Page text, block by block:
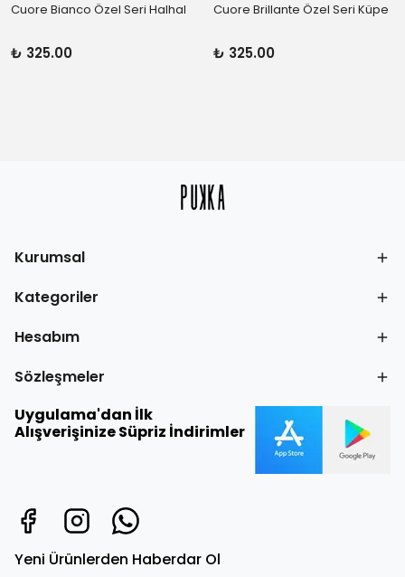
Cuore Bianco Özel Seri Halhal
₺ 325.00
Cuore Brillante Özel Seri Küpe
₺ 325.00
Kurumsal
Kategoriler
Hesabım
Sözleşmeler
Uygulama'dan İlk
Alışverişinize Süpriz İndirimler
Yeni Ürünlerden Haberdar Ol